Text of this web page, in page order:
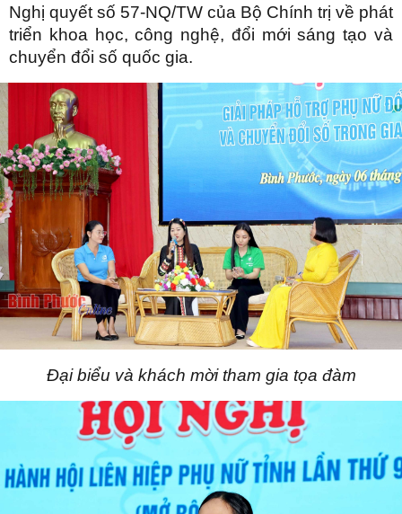
Nghị quyết số 57-NQ/TW của Bộ Chính trị về phát
triển khoa học, công nghệ, đổi mới sáng tạo và
chuyển đổi số quốc gia.
Đại biểu và khách mời tham gia tọa đàm